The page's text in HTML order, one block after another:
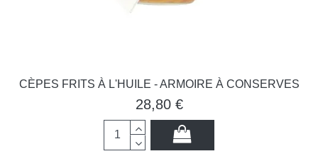
CÈPES FRITS À L'HUILE - ARMOIRE À CONSERVES
28,80 €